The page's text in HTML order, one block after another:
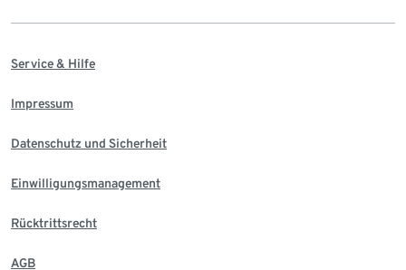
Service & Hilfe
Impressum
Datenschutz und Sicherheit
Einwilligungsmanagement
Rücktrittsrecht
AGB